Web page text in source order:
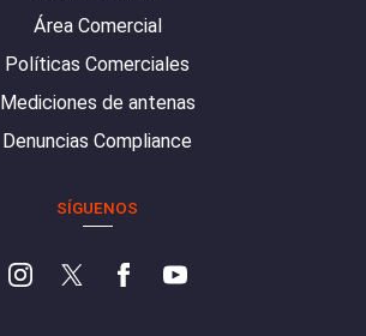
Área Comercial
Políticas Comerciales
Mediciones de antenas
Denuncias Compliance
SÍGUENOS